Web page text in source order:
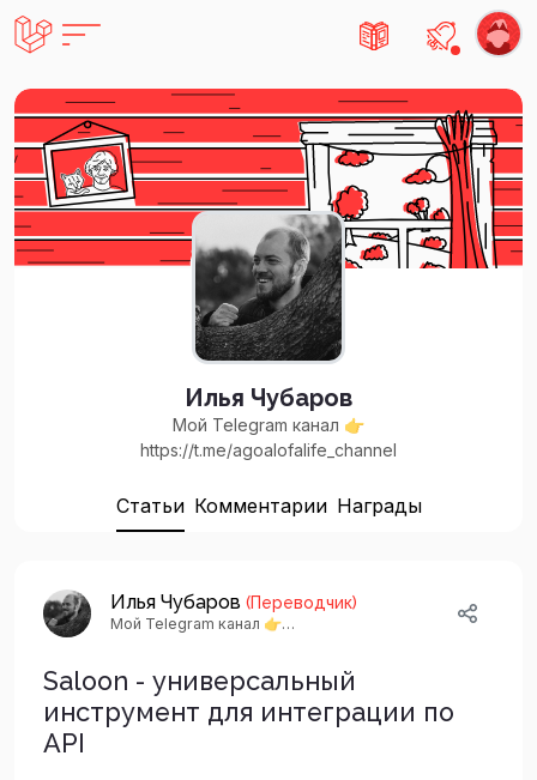
Есть не
Илья Чубаров
Мой Telegram канал 👉
https://t.me/agoalofalife_channel
Статьи Комментарии Награды
Илья Чубаров (Переводчик)
Мой Telegram канал 👉
Saloon - универсальный
инструмент для интеграции по
API